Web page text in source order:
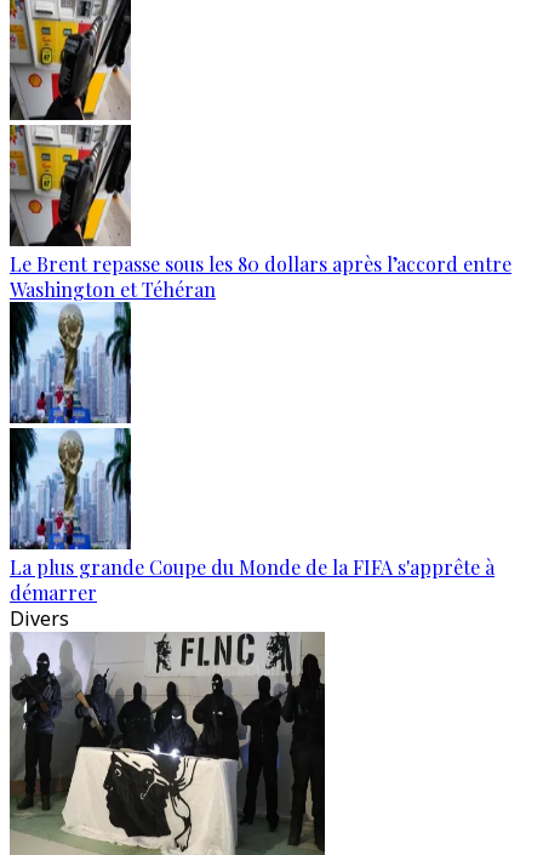
Le Brent repasse sous les 80 dollars après l’accord entre
Washington et Téhéran
La plus grande Coupe du Monde de la FIFA s'apprête à
démarrer
Divers